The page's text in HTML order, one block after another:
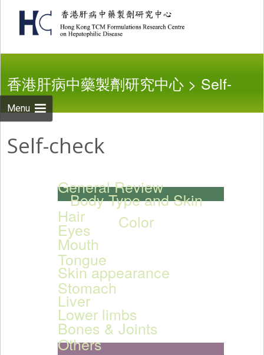
Menu
香港肝病中藥製劑研究中心 > Self-
check
Self-check
General Review
Body Type and Skin
Color
Hair
Eyes
Mouth
Tongue
Skin appearance
Stomach
Liver
Lower limbs
Bones & Joints
Others